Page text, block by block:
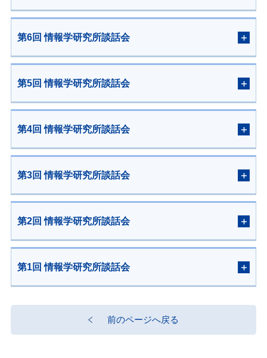
第6回 情報学研究所談話会
第5回 情報学研究所談話会
第4回 情報学研究所談話会
第3回 情報学研究所談話会
第2回 情報学研究所談話会
第1回 情報学研究所談話会
前のページへ戻る